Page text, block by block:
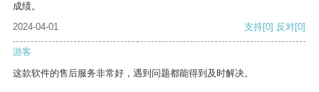
成绩。
2024-04-01
支持[0] 反对[0]
游客
这款软件的售后服务非常好，遇到问题都能得到及时解决。